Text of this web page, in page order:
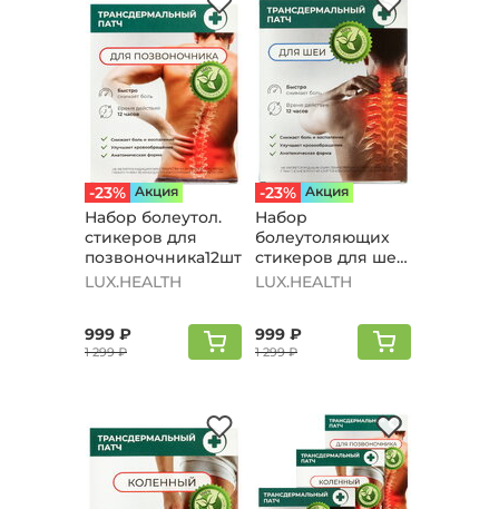
-23% Aкция
Набор болеутол.
стикеров для
позвоночника12шт
LUX.HEALTH
999 ₽
1 299 ₽
-23% Aкция
Набор
болеутоляющих
стикеров для шеи
12 шт.
LUX.HEALTH
999 ₽
1 299 ₽